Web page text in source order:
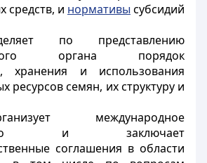
средств, и нормативы субсидий
по представлению
органа порядок
хранения и использования
ресурсов семян, их структуру и
международное
и заключает
соглашения в области